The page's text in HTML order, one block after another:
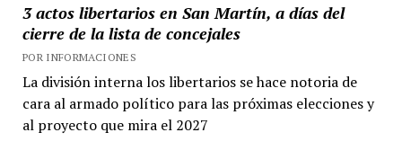
3 actos libertarios en San Martín, a días del
cierre de la lista de concejales
POR INFORMACIONES
La división interna los libertarios se hace notoria de
cara al armado político para las próximas elecciones y
al proyecto que mira el 2027